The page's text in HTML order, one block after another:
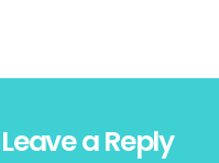
Leave a Reply